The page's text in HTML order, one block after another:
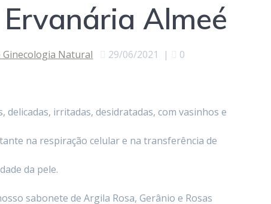
Almeé
Natural 29/06/2021 | 0
delicadas, irritadas, desidratadas, com vasinhos e
na respiração celular e na transferência de
da pele.
sabonete de Argila Rosa, Gerânio e Rosas